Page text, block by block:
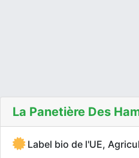
La Panetière Des
Label bio de l'UE,